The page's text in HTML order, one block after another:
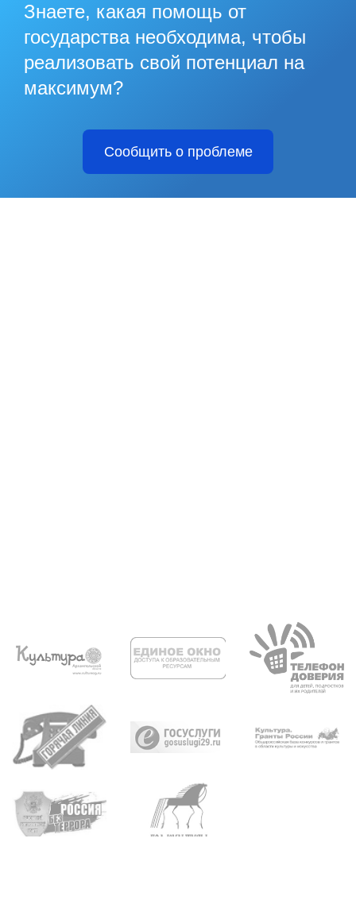
Знаете, какая помощь от
государства необходима, чтобы
реализовать свой потенциал на
максимум?
Сообщить о проблеме